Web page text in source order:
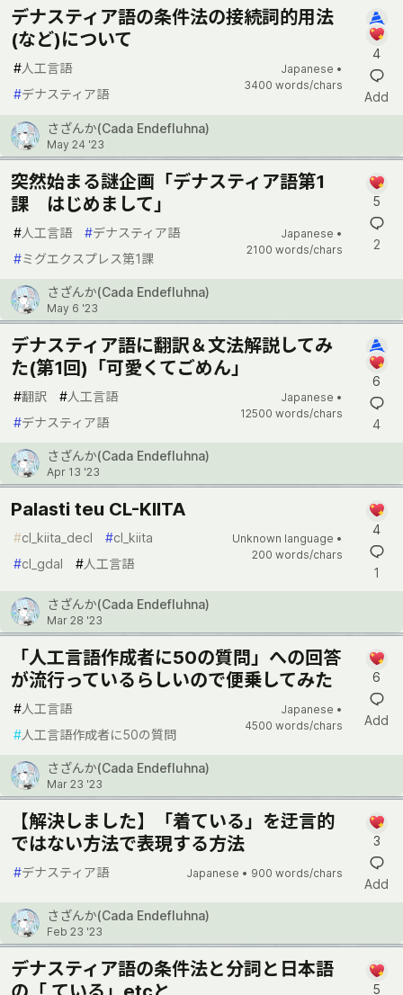
デナスティア語の条件法の接続詞的用法
(など)について
#人工言語
#デナスティア語
Japanese •
3400 words/chars
4
Add
さざんか(Cada Endefluhna)
May 24 '23
突然始まる謎企画「デナスティア語第1
課 はじめまして」
#人工言語 #デナスティア語
#ミグエクスプレス第1課
Japanese •
2100 words/chars
5
2
さざんか(Cada Endefluhna)
May 6 '23
デナスティア語に翻訳＆文法解説してみ
た(第1回)「可愛くてごめん」
#翻訳 #人工言語
#デナスティア語
Japanese •
12500 words/chars
6
4
さざんか(Cada Endefluhna)
Apr 13 '23
Palasti teu CL-KIITA
#cl_kiita_decl #cl_kiita
#cl_gdal #人工言語
Unknown language •
200 words/chars
4
1
さざんか(Cada Endefluhna)
Mar 28 '23
「人工言語作成者に50の質問」への回答
が流行っているらしいので便乗してみた
#人工言語
#人工言語作成者に50の質問
Japanese •
4500 words/chars
6
Add
さざんか(Cada Endefluhna)
Mar 23 '23
【解決しました】「着ている」を迂言的
ではない方法で表現する方法
#デナスティア語 Japanese • 900 words/chars
3
Add
さざんか(Cada Endefluhna)
Feb 23 '23
デナスティア語の条件法と分詞と日本語
5